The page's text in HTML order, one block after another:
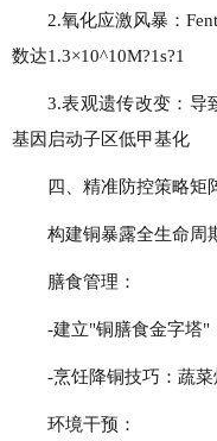
2.氧化应激风暴：
数达1.3×10^10M?1s?1
3.表观遗传改变：导
基因启动子区低甲基化
四、精准防控策略矩
构建铜暴露全生命周
膳食管理：
-建立"铜膳食金字塔"
-烹饪降铜技巧：蔬
环境干预：